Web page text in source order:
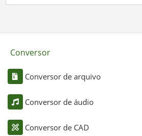
Conversor
Conversor de arquivo
Conversor de áudio
Conversor de CAD